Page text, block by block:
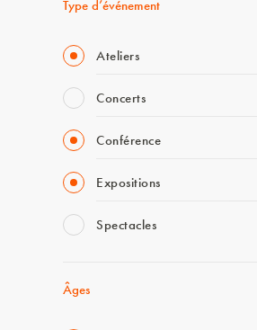
Type d’événement
Ateliers
Concerts
Conférence
Expositions
Spectacles
Âges